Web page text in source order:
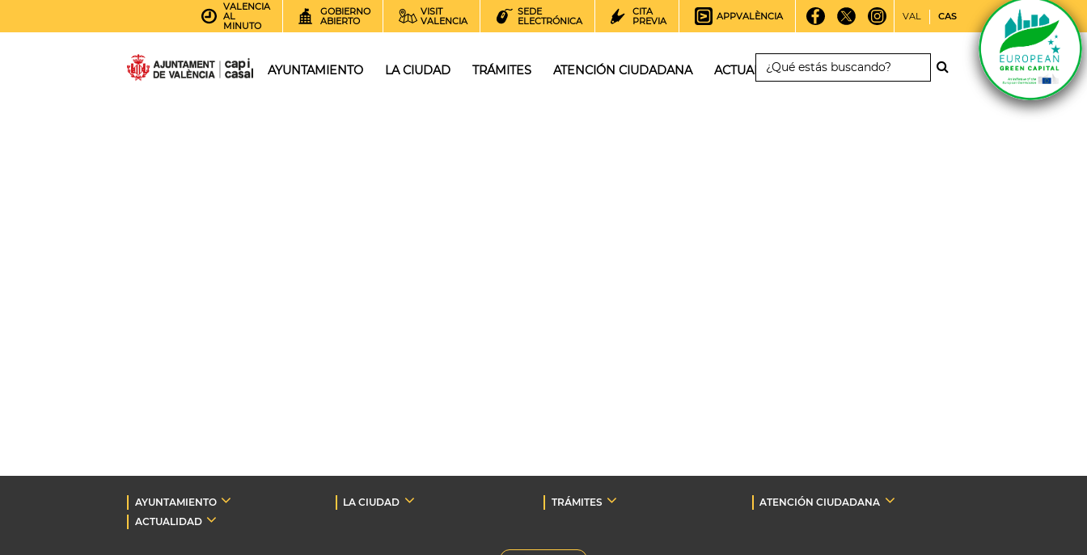
VALENCIA
AL
MINUTO
GOBIERNO
ABIERTO
VISIT
VALENCIA
SEDE
ELECTRÓNICA
CITA
PREVIA
APPVALÈNCIA VAL CAS
AYUNTAMIENTO LA CIUDAD TRÁMITES ATENCIÓN CIUDADANA ACTUALIDAD
AYUNTAMIENTO LA CIUDAD TRÁMITES
ATENCIÓN CIUDADANA
ACTUALIDAD